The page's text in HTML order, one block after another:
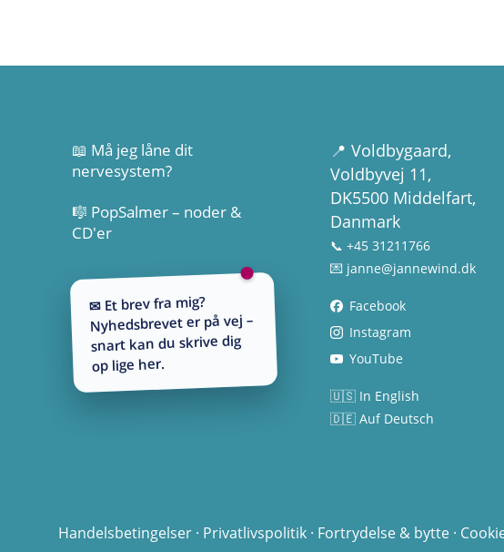
📖 Må jeg låne dit
nervesystem?
🎼 PopSalmer – noder &
CD'er
✉ Et brev fra mig?
Nyhedsbrevet er på vej –
snart kan du skrive dig
op lige her.
📍 Voldbygaard,
Voldbyvej 11,
DK5500 Middelfart,
Danmark
📞 +45 31211766
💌 janne@jannewind.dk
Facebook
Instagram
YouTube
🇺🇸 In English
🇩🇪 Auf Deutsch
Handelsbetingelser· Privatlivspolitik· Fortrydelse & bytte·